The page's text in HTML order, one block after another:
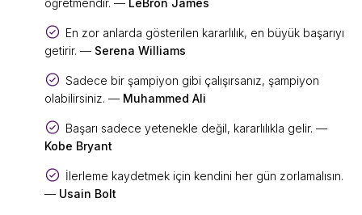
öğretmendir. — LeBron James
En zor anlarda gösterilen kararlılık, en büyük başarıyı
getirir. — Serena Williams
Sadece bir şampiyon gibi çalışırsanız, şampiyon
olabilirsiniz. — Muhammed Ali
Başarı sadece yetenekle değil, kararlılıkla gelir. —
Kobe Bryant
İlerleme kaydetmek için kendini her gün zorlamalısın.
— Usain Bolt